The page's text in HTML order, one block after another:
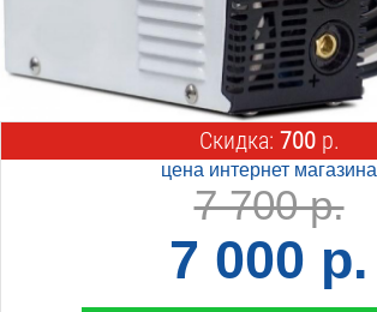
Скидка: 700р.
цена интернет магазина
7 700 р.
7 000 р.